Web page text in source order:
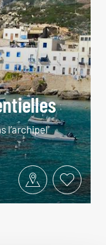
l’archipel